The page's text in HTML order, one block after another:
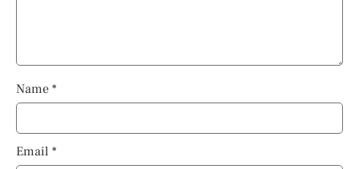
Name *
Email *